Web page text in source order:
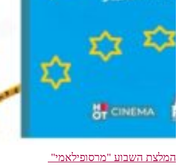
המלצת השבוע "מרסופילאמי"